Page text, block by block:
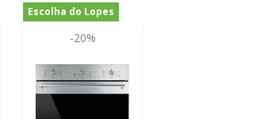
Escolha do Lopes
-20%